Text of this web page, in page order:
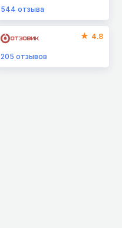
544отзыва
4.8
205отзывов